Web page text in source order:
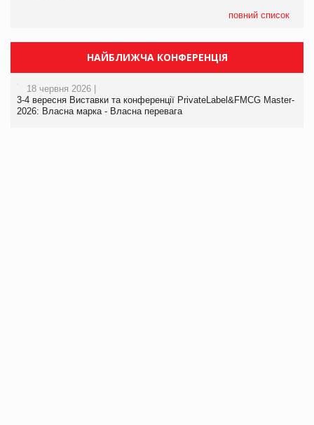
повний список
НАЙБЛИЖЧА КОНФЕРЕНЦІЯ
18 червня 2026 |
3-4 вересня Виставки та конференції PrivateLabel&FMCG Master-
2026: Власна марка - Власна перевага